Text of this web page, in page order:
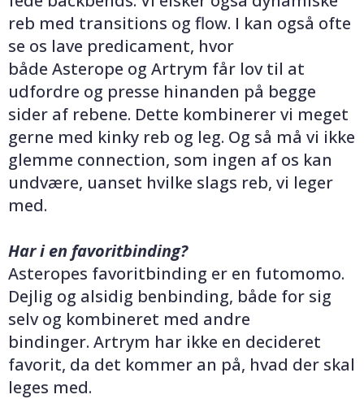
reb med transitions og flow. I kan også ofte
se os lave predicament, hvor
både Asterope og Artrym får lov til at
udfordre og presse hinanden på begge
sider af rebene. Dette kombinerer vi meget
gerne med kinky reb og leg. Og så må vi ikke
glemme connection, som ingen af os kan
undvære, uanset hvilke slags reb, vi leger
med.
Har i en favoritbinding?
Asteropes favoritbinding er en futomomo.
Dejlig og alsidig benbinding, både for sig
selv og kombineret med andre
bindinger. Artrym har ikke en decideret
favorit, da det kommer an på, hvad der skal
leges med.